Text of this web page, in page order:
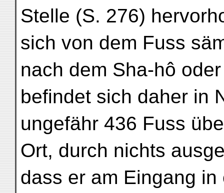
Stelle (S. 276)
sich von dem Fuss
nach dem Sha-hô
befindet sich daher in
ungefähr 436 Fuss
Ort, durch nichts
dass er am Eingang